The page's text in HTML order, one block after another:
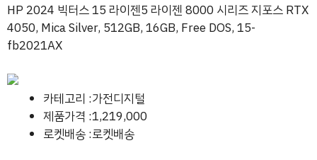
HP 2024 빅터스 15 라이젠5 라이젠 8000 시리즈 지포스 RTX
4050, Mica Silver, 512GB, 16GB, Free DOS, 15-
fb2021AX
카테고리 :가전디지털
제품가격 :1,219,000
로켓배송 :로켓배송